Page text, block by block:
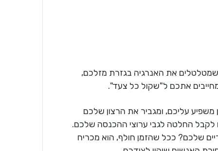
את האנרגיה בגזרת מזלכם,
אתכם ל"שקול כל צעד".
משפיע עליכם, ומגביר את הרצון שלכם
לקבל החלטה לגבי ערוצי ההכנסה שלכם.
שלכם? ככל שהזמן חולף, הוא מכריח